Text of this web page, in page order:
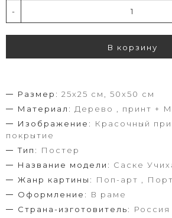
-
В корзину
Размер: 25х25 см, 50х50 см
Материал: Дерево , принт +
Изображение:
Красочный
покрытие
Тип:
Постер
Название модели: Саске
Жанр картины:
Поп-арт ,
Оформление:
В раме
Страна-изготовитель:
Россия